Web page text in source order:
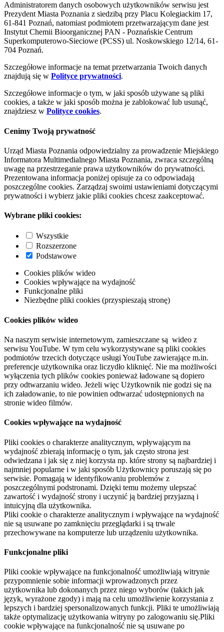
Administratorem danych osobowych użytkowników serwisu jest
Prezydent Miasta Poznania z siedzibą przy Placu Kolegiackim 17,
61-841 Poznań, natomiast podmiotem przetwarzającym dane jest
Instytut Chemii Bioorganicznej PAN - Poznańskie Centrum
Superkomputerowo-Sieciowe (PCSS) ul. Noskowskiego 12/14, 61-
704 Poznań.
Szczegółowe informacje na temat przetwarzania Twoich danych
znajdują się w Polityce prywatności.
Szczegółowe informacje o tym, w jaki sposób używane są pliki
cookies, a także w jaki sposób można je zablokować lub usunąć,
znajdziesz w Polityce cookies.
Cenimy Twoją prywatność
Urząd Miasta Poznania odpowiedzialny za prowadzenie Miejskiego
Informatora Multimedialnego Miasta Poznania, zwraca szczególną
uwagę na przestrzeganie prawa użytkowników do prywatności.
Prezentowana informacja poniżej opisuje za co odpowiadają
poszczególne cookies. Zarządzaj swoimi ustawieniami dotyczącymi
prywatności i wybierz jakie pliki cookies chcesz zaakceptować.
Wybrane pliki cookies:
Wszystkie
Rozszerzone
Podstawowe
Cookies plików wideo
Cookies wpływające na wydajność
Funkcjonalne pliki
Niezbędne pliki cookies (przyspieszają stronę)
Cookies plików wideo
Na naszym serwisie internetowym, zamieszczane są wideo z
serwisu YouTube. W tym celu wykorzystywane są pliki cookies
podmiotów trzecich dotyczące usługi YouTube zawierające m.in.
preferencje użytkownika oraz liczydło kliknięć. Nie ma możliwości
wyłączenia tych plików cookies ponieważ ładowane są dopiero
przy odtwarzaniu wideo. Jeżeli więc Użytkownik nie godzi się na
ich załadowanie, to nie powinien odtwarzać udostępnionych na
stronie wideo filmów.
Cookies wpływające na wydajność
Pliki cookies o charakterze analitycznym, wpływającym na
wydajność zbierają informację o tym, jak często strona jest
odwiedzana i jak się z niej korzysta np. które strony są najbardziej i
najmniej popularne i w jaki sposób Użytkownicy poruszają się po
serwisie. Pomagają w identyfikowaniu problemów z
poszczególnymi podstronami. Dzięki temu możemy ulepszać
zawartość i wydajność strony i uczynić ją bardziej przyjazną i
intuicyjną dla użytkownika.
Pliki cookie o charakterze analitycznym i wpływające na wydajność
nie są usuwane po zamknięciu przeglądarki i są trwale
przechowywane na komputerze lub urządzeniu użytkownika.
Funkcjonalne pliki
Pliki cookie wpływające na funkcjonalność umożliwiają witrynie
przypomnienie sobie informacji wprowadzonych przez
użytkownika lub dokonanych przez niego wyborów (takich jak
język, wyrażone zgody) i mają na celu umożliwienie korzystania z
lepszych i bardziej spersonalizowanych funkcji. Pliki te umożliwiają
także optymalizację użytkowania witryny po zalogowaniu się.Pliki
cookie wpływające na funkcjonalność nie są usuwane po